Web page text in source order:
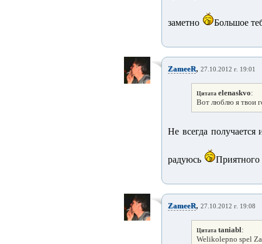
заметно Большое
ZameeR, 27.10.2012 г. 19:01
Цитата elenaskvo:
Вот люблю я твои
Не всегда получается
радуюсь
ZameeR, 27.10.2012 г. 19:08
Цитата taniabl:
Welikolepno spel